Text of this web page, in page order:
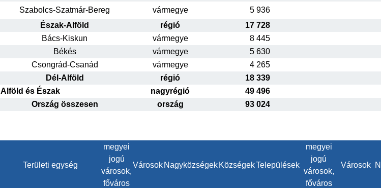
Szabolcs-Szatmár-Bereg vármegye 5 936
Észak-Alföld
régió 17 728
Bács-Kiskun
vármegye 8 445
Békés
vármegye 5 630
Csongrád-Csanád
vármegye 4 265
Dél-Alföld
régió 18 339
Alföld és Észak
nagyrégió 49 496
Ország összesen
ország 93 024
Területi egység
megyei
jogú
városok,
főváros
Városok Nagyközségek KözségekTelepülések
megyei
jogú
városok,
főváros
Városok